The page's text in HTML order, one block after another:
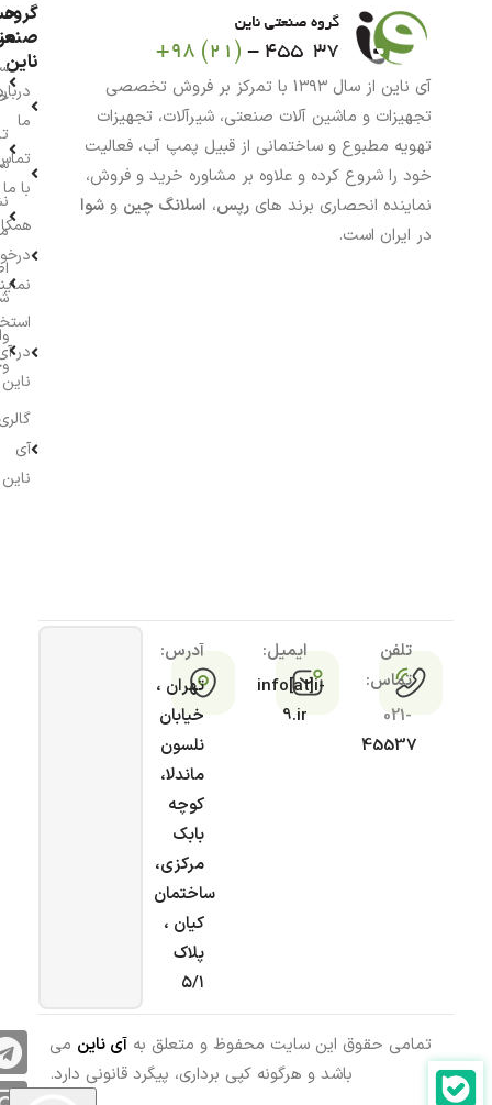
آی ناین از سال ۱۳۹۳ با تمرکز بر فروش تخصصی
تجهیزات و ماشین آلات صنعتی، شیرآلات، تجهیزات
تهویه مطبوع و ساختمانی از قبیل پمپ آب، فعالیت
خود را شروع کرده و علاوه بر مشاوره خرید و فروش،
نماینده انحصاری برند های رپس، اسلانگ چین و شوا
در ایران است.
گروه
ناین
ما
با ما
در
ناین
آی
ناین
تلفن
تماس:
021-
45537
ایمیل:
info[at]i-
9.ir
آدرس:
تهران ،
خیابان
نلسون
ماندلا،
کوچه
بابک
مرکزی،
ساختمان
کیان ،
پلاک
۵/۱
تمامی حقوق این سایت محفوظ و متعلق به آی ناین می
باشد و هرگونه کپی برداری، پیگرد قانونی دارد.